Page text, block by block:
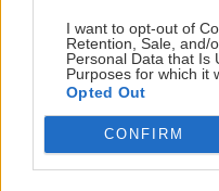
I want to opt-out of
Retention, Sale, and/
Personal Data that Is
Purposes for which it
Opted Out
CONFIRM
reliéfom. Do cesty sa ti
zlej viditeľnosti to môže byť
lyžiarske línie rád, vysokú
svetelné podmienky boli
by aj nie, na takom materiáli.